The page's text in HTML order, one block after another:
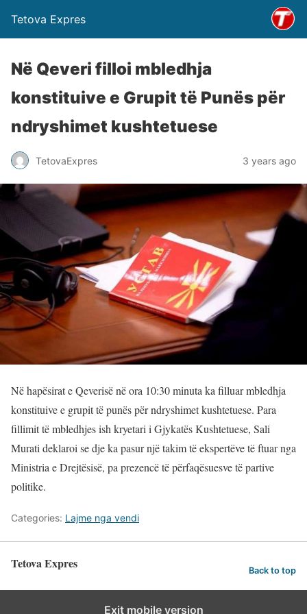
Tetova Expres
Në Qeveri filloi mbledhja
konstituive e Grupit të Punës për
ndryshimet kushtetuese
TetovaExpres 3 years ago
Në hapësirat e Qeverisë në ora 10:30 minuta ka filluar mbledhja
konstituive e grupit të punës për ndryshimet kushtetuese. Para
fillimit të mbledhjes ish kryetari i Gjykatës Kushtetuese, Sali
Murati deklaroi se dje ka pasur një takim të ekspertëve të ftuar nga
Ministria e Drejtësisë, pa prezencë të përfaqësuesve të partive
politike.
Categories: Lajme nga vendi
Tetova Expres Back to top
Exit mobile version